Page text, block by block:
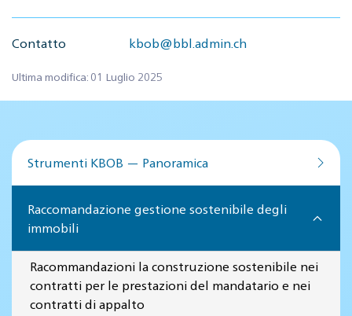
Contatto kbob@bbl.admin.ch
Ultima modifica: 01 Luglio 2025
Strumenti KBOB — Panoramica
Raccomandazione gestione sostenibile degli
immobili
Racommandazioni la construzione sostenibile nei
contratti per le prestazioni del mandatario e nei
contratti di appalto